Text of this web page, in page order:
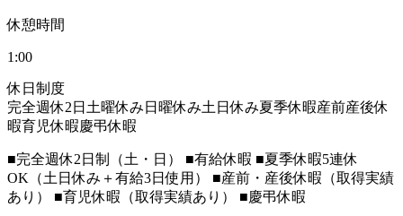
休憩時間
1:00
休日制度
完全週休2日 土曜休み 日曜休み土日休み夏季休暇産前産後休
暇育児休暇慶弔休暇
■完全週休2日制（土・日） ■有給休暇 ■夏季休暇5連休
OK（土日休み＋有給3日使用） ■産前・産後休暇（取得実績
あり） ■育児休暇（取得実績あり） ■慶弔休暇